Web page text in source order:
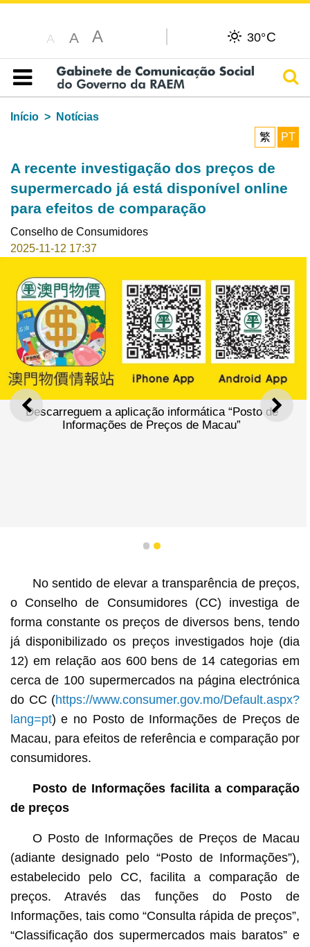
A A A 30°C
Índice
Início
Notícias
繁
PT
A recente investigação dos preços de
supermercado já está disponível online
para efeitos de comparação
Conselho de Consumidores
2025-11-12 17:37
ANTERIOR
Descarreguem a aplicação informática “Posto de
Informações de Preços de Macau”
1 2
No sentido de elevar a transparência de preços,
o Conselho de Consumidores (CC) investiga de
forma constante os preços de diversos bens, tendo
já disponibilizado os preços investigados hoje (dia
12) em relação aos 600 bens de 14 categorias em
cerca de 100 supermercados na página electrónica
do CC (https://www.consumer.gov.mo/Default.aspx?
lang=pt) e no Posto de Informações de Preços de
Macau, para efeitos de referência e comparação por
consumidores.
Posto de Informações facilita a comparação
de preços
O Posto de Informações de Preços de Macau
(adiante designado pelo “Posto de Informações”),
estabelecido pelo CC, facilita a comparação de
preços. Através das funções do Posto de
Informações, tais como “Consulta rápida de preços”,
“Classificação dos supermercados mais baratos” e